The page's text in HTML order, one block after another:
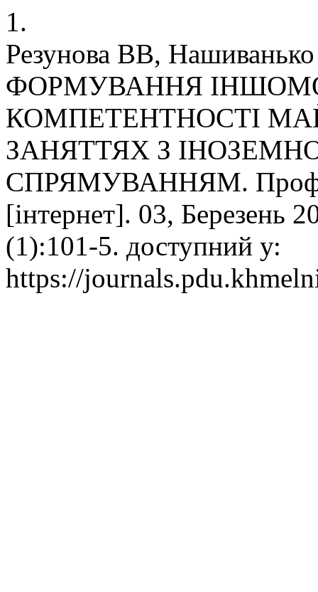
1.
Резунова ВВ,
ФОРМУВАННЯ
КОМПЕТЕНТНОСТІ
ЗАНЯТТЯХ З
СПРЯМУВАННЯМ.
[інтернет]. 03, Березень
(1):101-5. доступний у:
https://